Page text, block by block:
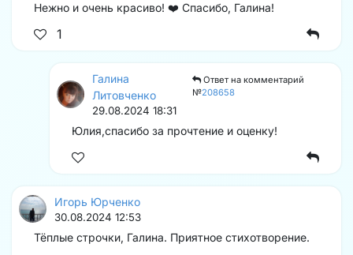
Нежно и очень красиво! ❤️ Спасибо, Галина!
1
Галина
Литовченко
Ответ на комментарий
№208658
29.08.2024 18:31
Юлия,спасибо за прочтение и оценку!️
Игорь Юрченко
30.08.2024 12:53
Тёплые строчки, Галина. Приятное стихотворение.